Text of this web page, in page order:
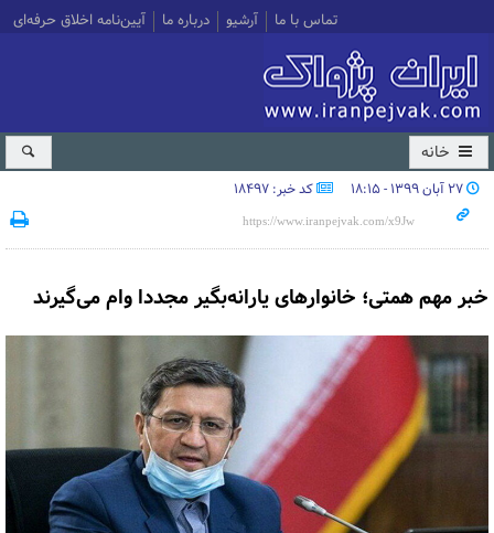
تماس با ما آرشیو درباره ما آیین‌نامه اخلاق حرفه‌ای
خانه
۲۷ آبان ۱۳۹۹ - ۱۸:۱۵ کد خبر: 18497
خبر مهم همتی؛ خانوارهای یارانه‌بگیر مجددا وام می‌گیرند